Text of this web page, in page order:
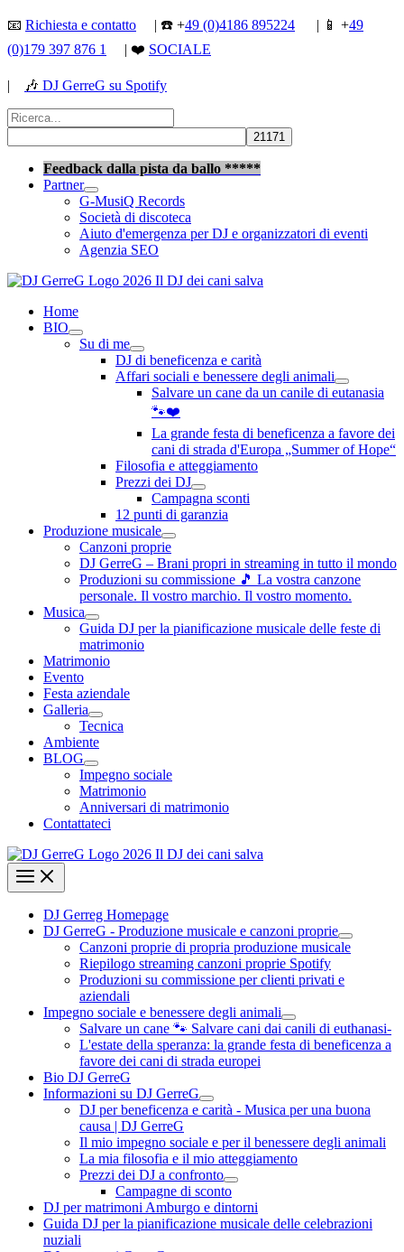
Vai
contenuto
📧 Richiesta e contatto | ☎️ +49 (0)4186 895224 | 📱 +49
(0)179 397 876 1
| ❤️ SOCIALE
| 🎶 DJ GerreG su Spotify
Cerca:
Feedback dalla pista da ballo *****
Partner
G-MusiQ Records
Società di discoteca
Aiuto d'emergenza per DJ e organizzatori di eventi
Agenzia SEO
Home
BIO
Su di me
DJ di beneficenza e carità
Affari sociali e benessere degli animali
Salvare un cane da un canile di eutanasia
🐾❤️
La grande festa di beneficenza a favore dei
cani di strada d'Europa „Summer of Hope“
Filosofia e atteggiamento
Prezzi dei DJ
Campagna sconti
12 punti di garanzia
Produzione musicale
Canzoni proprie
DJ GerreG – Brani propri in streaming in tutto il mondo
Produzioni su commissione 🎵 La vostra canzone
personale. Il vostro marchio. Il vostro momento.
Musica
Guida DJ per la pianificazione musicale delle feste di
matrimonio
Matrimonio
Evento
Festa aziendale
Galleria
Tecnica
Ambiente
BLOG
Impegno sociale
Matrimonio
Anniversari di matrimonio
Contattateci
DJ Gerreg Homepage
DJ GerreG - Produzione musicale e canzoni proprie
Canzoni proprie di propria produzione musicale
Riepilogo streaming canzoni proprie Spotify
Produzioni su commissione per clienti privati e
aziendali
Impegno sociale e benessere degli animali
Salvare un cane 🐾 Salvare cani dai canili di euthanasi-
L'estate della speranza: la grande festa di beneficenza a
favore dei cani di strada europei
Bio DJ GerreG
Informazioni su DJ GerreG
DJ per beneficenza e carità - Musica per una buona
causa | DJ GerreG
Il mio impegno sociale e per il benessere degli animali
La mia filosofia e il mio atteggiamento
Prezzi dei DJ a confronto
Campagne di sconto
DJ per matrimoni Amburgo e dintorni
Guida DJ per la pianificazione musicale delle celebrazioni
nuziali